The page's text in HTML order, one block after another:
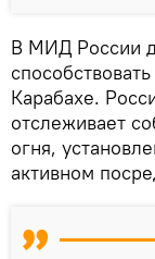
В МИД России
Карабахе.
отслеживает
огня,
активном